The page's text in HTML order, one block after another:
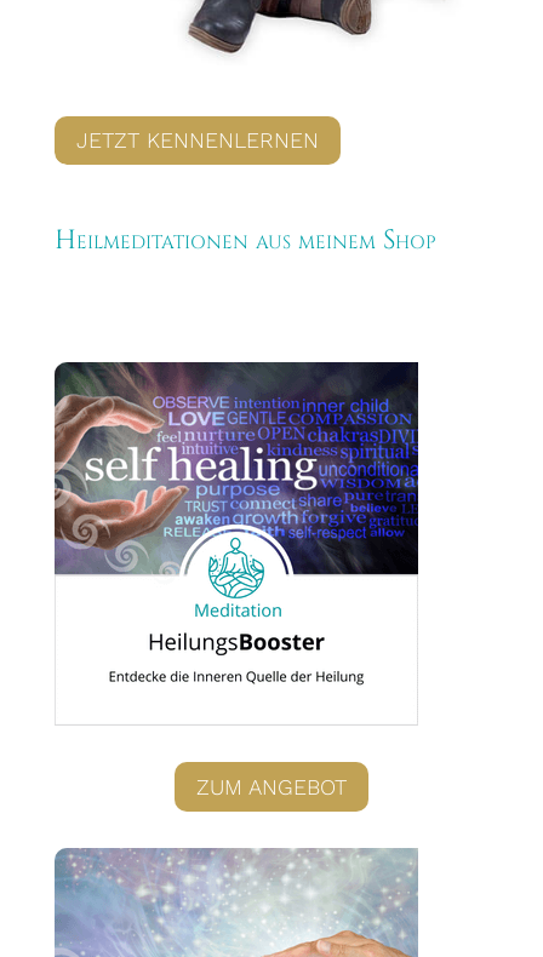
JETZT KENNENLERNEN
Heilmeditationen aus meinem Shop
ZUM ANGEBOT